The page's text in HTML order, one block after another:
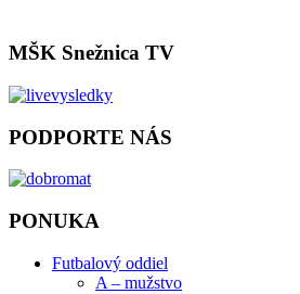
MŠK Snežnica TV
PODPORTE NÁS
PONUKA
Futbalový oddiel
A – mužstvo